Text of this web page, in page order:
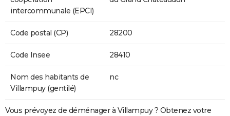
intercommunale (EPCI)
Code postal (CP) 28200
Code Insee 28410
Nom des habitants de
Villampuy (gentilé)
nc
Vous prévoyez de déménager à Villampuy ? Obtenez votre